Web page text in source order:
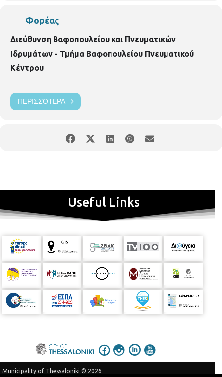
Φορέας
Διεύθυνση Βαφοπουλείου και Πνευματικών
Ιδρυμάτων - Τμήμα Βαφοπουλείου Πνευματικού
Κέντρου
ΠΕΡΙΣΣΌΤΕΡΑ
Useful Links
Municipality of Thessaloniki © 2026